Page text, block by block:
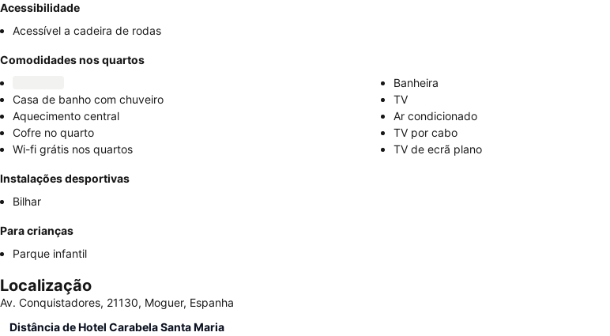
Acessibilidade
Acessível a cadeira de rodas
Comodidades nos quartos
Banheira
Casa de banho com chuveiro
TV
Aquecimento central
Ar condicionado
Cofre no quarto
TV por cabo
Wi-fi grátis nos quartos
TV de ecrã plano
Instalações desportivas
Bilhar
Para crianças
Parque infantil
Localização
Av. Conquistadores, 21130, Moguer, Espanha
Distância de Hotel Carabela Santa Maria